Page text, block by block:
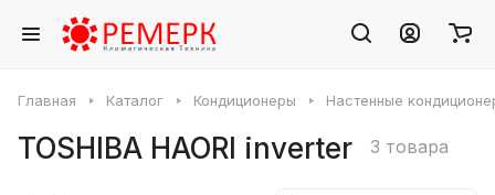
Главная Каталог Кондиционеры Настенные
TOSHIBA HAORI inverter 3 товара